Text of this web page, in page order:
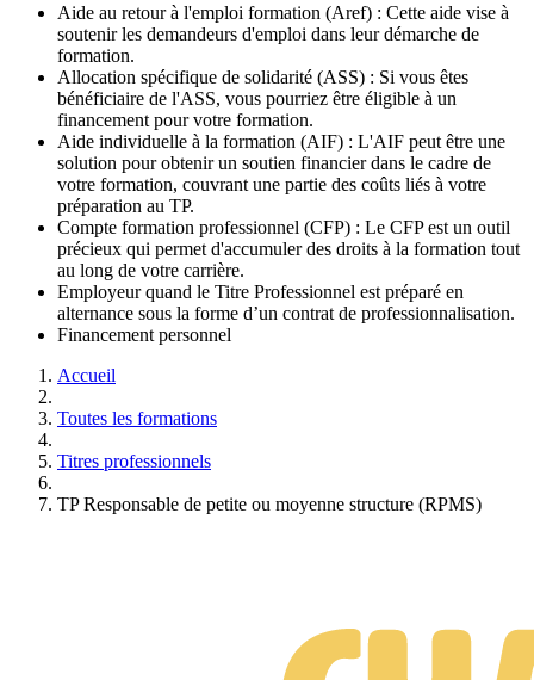
Aide au retour à l'emploi formation (Aref) : Cette aide vise à
soutenir les demandeurs d'emploi dans leur démarche de
formation.
Allocation spécifique de solidarité (ASS) : Si vous êtes
bénéficiaire de l'ASS, vous pourriez être éligible à un
financement pour votre formation.
Aide individuelle à la formation (AIF) : L'AIF peut être une
solution pour obtenir un soutien financier dans le cadre de
votre formation, couvrant une partie des coûts liés à votre
préparation au TP.
Compte formation professionnel (CFP) : Le CFP est un outil
précieux qui permet d'accumuler des droits à la formation tout
au long de votre carrière.
Employeur quand le Titre Professionnel est préparé en
alternance sous la forme d’un contrat de professionnalisation.
Financement personnel
Accueil
Toutes les formations
Titres professionnels
TP Responsable de petite ou moyenne structure (RPMS)